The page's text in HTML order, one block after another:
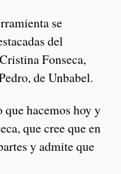
se
del
Fonseca,
de Unbabel.
hacemos hoy y
que cree que en
y admite que